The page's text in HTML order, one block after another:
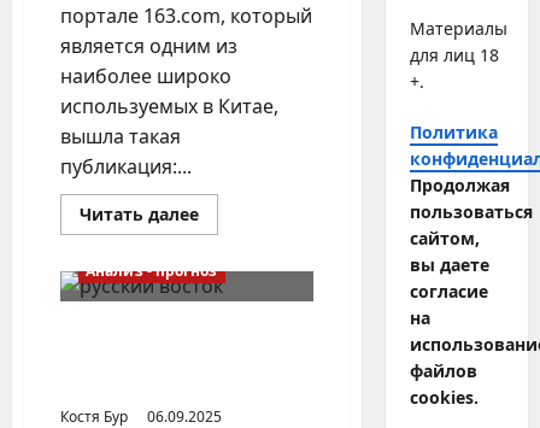
портале 163.com, который
является одним из
наиболее широко
используемых в Китае,
вышла такая
публикация:...
Читать далееПрочитать
больше
планы
Китая
Анализ - прогноз
Костя Бур
06.09.2025
Материалы
для лиц 18
+.
Политика
Продолжая
пользоваться
сайтом,
вы даете
согласие
на
файлов
cookies.